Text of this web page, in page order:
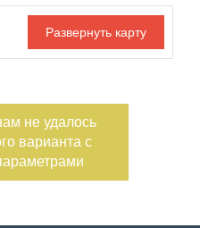
—
Площадь кухни
Участок, сотки
—
Этажность
не удалось
варианта с